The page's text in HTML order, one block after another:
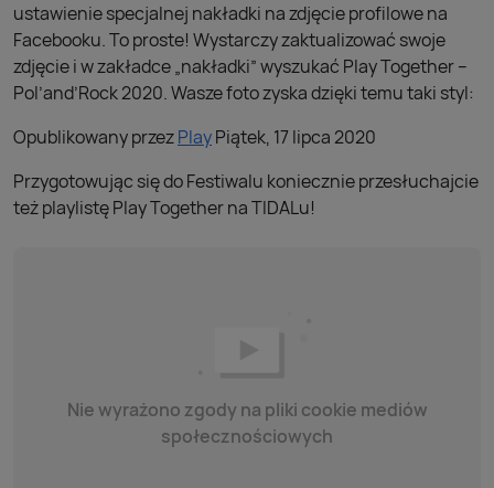
ustawienie specjalnej nakładki na zdjęcie profilowe na
Facebooku. To proste! Wystarczy zaktualizować swoje
zdjęcie i w zakładce „nakładki” wyszukać Play Together –
Pol’and’Rock 2020. Wasze foto zyska dzięki temu taki styl:
Opublikowany przezPlayPiątek, 17 lipca 2020
Przygotowując się do Festiwalu koniecznie przesłuchajcie
też playlistę Play Together na TIDALu!
Nie wyrażono zgody na pliki cookie mediów
społecznościowych